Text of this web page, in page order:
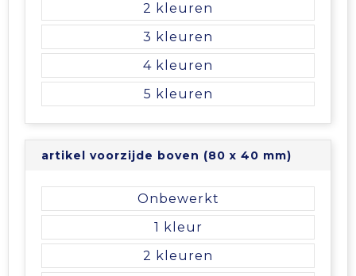
2
3
4
5
artikel voorzijde boven (80 x 40 mm)
Onbewerkt
1
2